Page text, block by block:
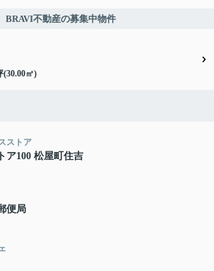
不動産の募集中物件
(30.00㎡)
ストア
ア100 松屋町住吉
便局